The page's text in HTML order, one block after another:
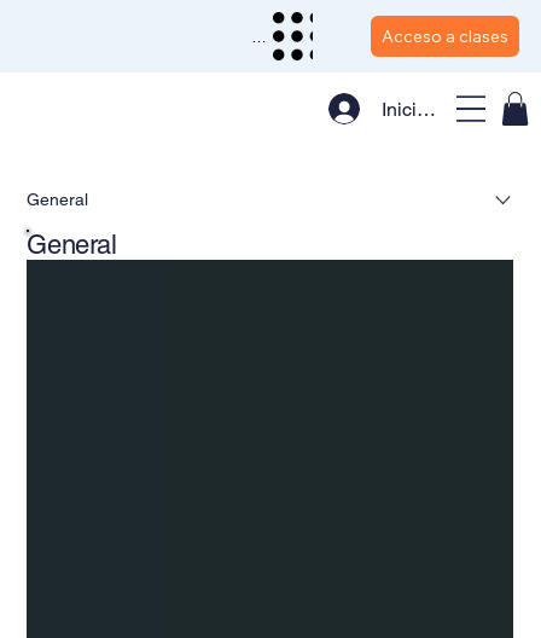
Iniciar sesión
Acceso a clases
Menu
General
General